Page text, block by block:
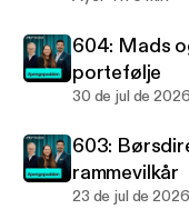
604: Mads
portefølje
30 de jul de 2026
603:
rammevilkår
23 de jul de 2026